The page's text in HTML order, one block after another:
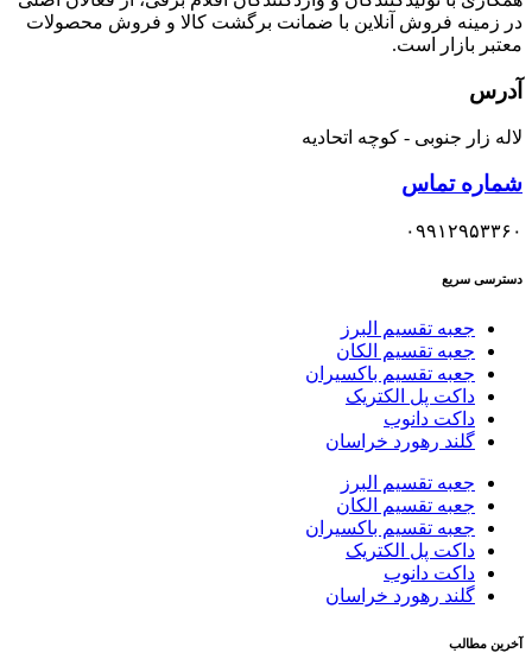
در زمینه فروش آنلاین با ضمانت برگشت کالا و فروش محصولات
معتبر بازار است.
آدرس
لاله زار جنوبی - کوچه اتحادیه
شماره تماس
۰۹۹۱۲۹۵۳۳۶۰
دسترسی سریع
جعبه تقسیم البرز
جعبه تقسیم الکان
جعبه تقسیم باکسیران
داکت پل الکتریک
داکت دانوب
گلند رهورد خراسان
جعبه تقسیم البرز
جعبه تقسیم الکان
جعبه تقسیم باکسیران
داکت پل الکتریک
داکت دانوب
گلند رهورد خراسان
آخرین مطالب